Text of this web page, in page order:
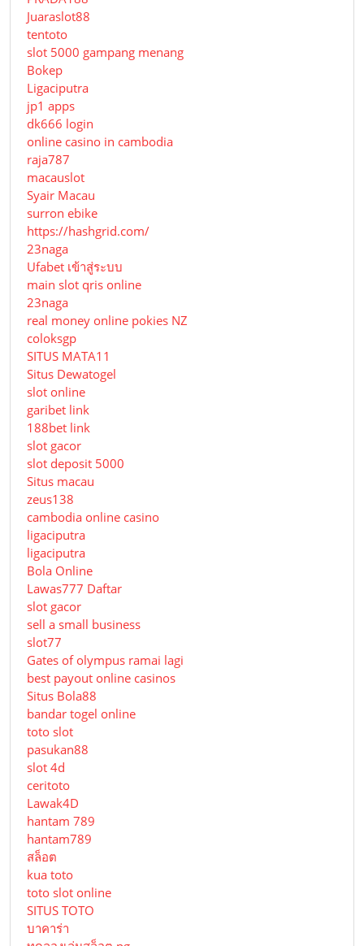
Juaraslot88
tentoto
slot 5000 gampang menang
Bokep
Ligaciputra
jp1 apps
dk666 login
online casino in cambodia
raja787
macauslot
Syair Macau
surron ebike
https://hashgrid.com/
23naga
Ufabet เข้าสู่ระบบ
main slot qris online
23naga
real money online pokies NZ
coloksgp
SITUS MATA11
Situs Dewatogel
slot online
garibet link
188bet link
slot gacor
slot deposit 5000
Situs macau
zeus138
cambodia online casino
ligaciputra
ligaciputra
Bola Online
Lawas777 Daftar
slot gacor
sell a small business
slot77
Gates of olympus ramai lagi
best payout online casinos
Situs Bola88
bandar togel online
toto slot
pasukan88
slot 4d
ceritoto
Lawak4D
hantam 789
hantam789
สล็อต
kua toto
toto slot online
SITUS TOTO
บาคาร่า